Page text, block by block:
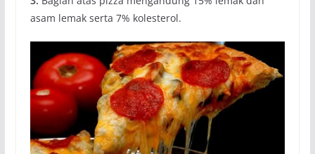
asam lemak serta 7% kolesterol.